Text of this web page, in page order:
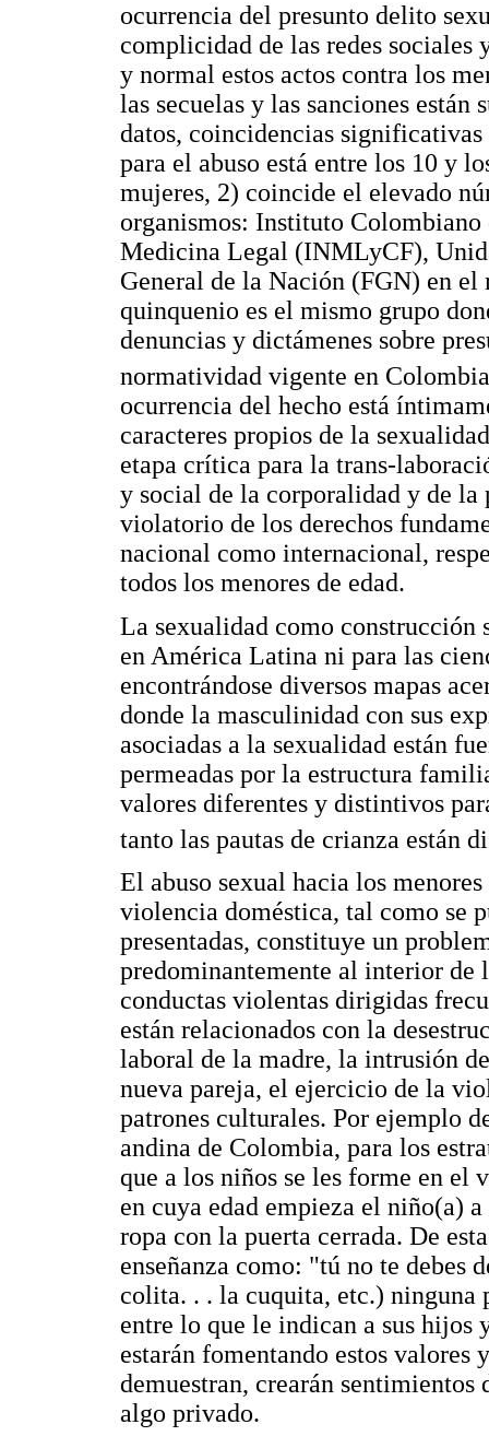
ocurrencia del presunto delito
complicidad de las redes sociales
y normal estos actos contra los
las secuelas y las sanciones están
datos, coincidencias
para el abuso está entre los 10 y
mujeres, 2) coincide el elevado
organismos: Instituto
Medicina Legal (INMLyCF),
General de la Nación (FGN) en
quinquenio es el mismo grupo
denuncias y dictámenes sobre
normatividad vigente en Colombia
ocurrencia del hecho está
caracteres propios de la
etapa crítica para la trans-
y social de la corporalidad y de la
violatorio de los derechos
nacional como internacional,
todos los menores de edad.
La sexualidad como
en América Latina ni para las
encontrándose diversos mapas
donde la masculinidad con sus
asociadas a la sexualidad están
permeadas por la estructura
valores diferentes y distintivos
tanto las pautas de crianza están
El abuso sexual hacia los
violencia doméstica, tal como se
presentadas, constituye un
predominantemente al interior
conductas violentas dirigidas
están relacionados con la
laboral de la madre, la intrusión
nueva pareja, el ejercicio de la
patrones culturales. Por ejemplo
andina de Colombia, para los
que a los niños se les forme en el
en cuya edad empieza el niño(a)
ropa con la puerta cerrada. De
enseñanza como: "tú no te debes
colita. . . la cuquita, etc.) ninguna
entre lo que le indican a sus hijos
estarán fomentando estos valores
demuestran, crearán
algo privado.